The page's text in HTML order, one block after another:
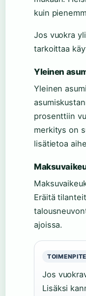
kuin
Jos vuokra
tarkoittaa
Yleinen
Yleinen
prosenttiin
merkitys on
lisätietoa
Eräitä
ajoissa.
Jos
Lisäksi